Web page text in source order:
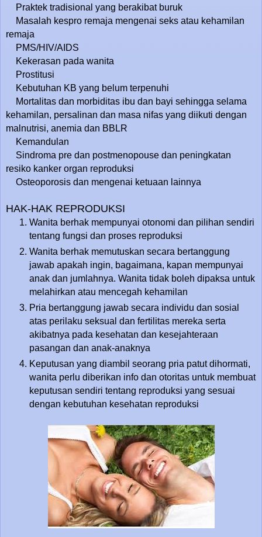
Praktek tradisional yang berakibat buruk
Masalah kespro remaja mengenai seks atau kehamilan
remaja
PMS/HIV/AIDS
Kekerasan pada wanita
Prostitusi
Kebutuhan KB yang belum terpenuhi
Mortalitas dan morbiditas ibu dan bayi sehingga selama
kehamilan, persalinan dan masa nifas yang diikuti dengan
malnutrisi, anemia dan BBLR
Kemandulan
Sindroma pre dan postmenopouse dan peningkatan
resiko kanker organ reproduksi
Osteoporosis dan mengenai ketuaan lainnya
HAK-HAK REPRODUKSI
Wanita berhak mempunyai otonomi dan pilihan sendiri
tentang fungsi dan proses reproduksi
Wanita berhak memutuskan secara bertanggung
jawab apakah ingin, bagaimana, kapan mempunyai
anak dan jumlahnya. Wanita tidak boleh dipaksa untuk
melahirkan atau mencegah kehamilan
Pria bertanggung jawab secara individu dan sosial
atas perilaku seksual dan fertilitas mereka serta
akibatnya pada kesehatan dan kesejahteraan
pasangan dan anak-anaknya
Keputusan yang diambil seorang pria patut dihormati,
wanita perlu diberikan info dan otoritas untuk membuat
keputusan sendiri tentang reproduksi yang sesuai
dengan kebutuhan kesehatan reproduksi